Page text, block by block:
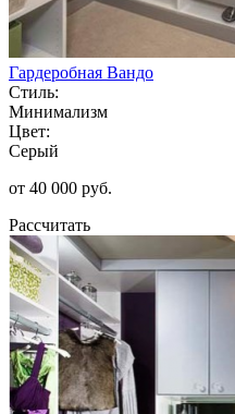
Гардеробная Вандо
Стиль:
Минимализм
Цвет:
Серый
от 40 000 руб.
Рассчитать